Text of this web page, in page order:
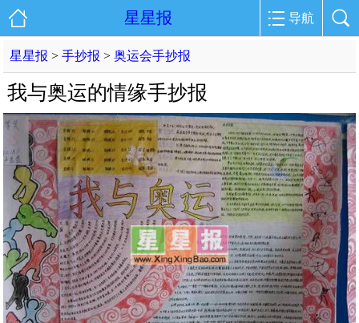
星星报 导航
星星报 >手抄报 >奥运会手抄报
我与奥运的情缘手抄报